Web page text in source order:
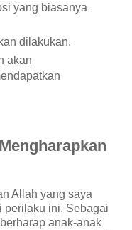
yang biasanya
dilakukan.
akan
Allah yang saya
perilaku ini. Sebagai
anak-anak